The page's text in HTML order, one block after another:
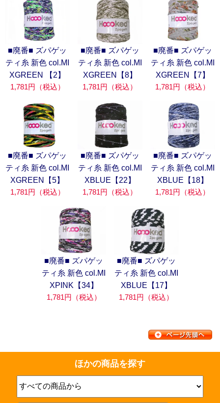
■廃番■ ズパゲッ
ティ糸 新色 col.MI
XGREEN 【2】
1,781円（税込）
■廃番■ ズパゲッ
ティ糸 新色 col.MI
XGREEN【8】
1,781円（税込）
■廃番■ ズパゲッ
ティ糸 新色 col.MI
XGREEN【7】
1,781円（税込）
■廃番■ ズパゲッ
ティ糸 新色 col.MI
XGREEN【5】
1,781円（税込）
■廃番■ ズパゲッ
ティ糸 新色 col.MI
XBLUE【22】
1,781円（税込）
■廃番■ ズパゲッ
ティ糸 新色 col.MI
XBLUE【18】
1,781円（税込）
■廃番■ ズパゲッ
ティ糸 新色 col.MI
XPINK【34】
1,781円（税込）
■廃番■ ズパゲッ
ティ糸 新色 col.MI
XBLUE【17】
1,781円（税込）
ほかの商品を探す